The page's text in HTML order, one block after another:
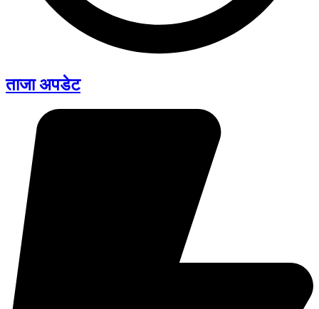
ताजा अपडेट